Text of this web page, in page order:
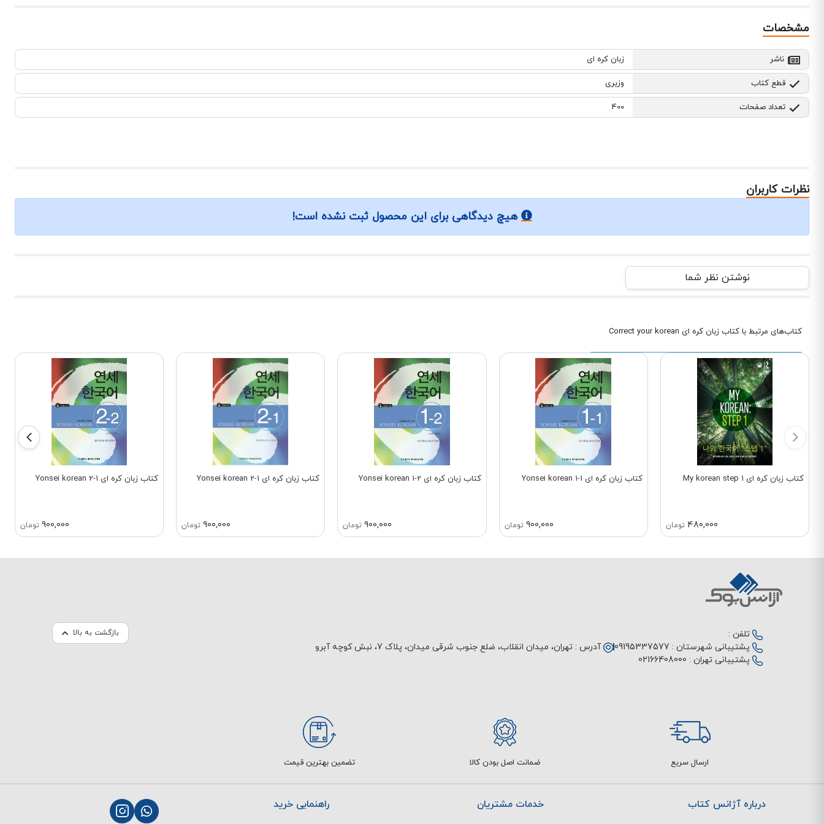
مشخصات
ناشر زبان کره ای
قطع کتاب وزیری
تعداد صفحات 400
نظرات کاربران
هیچ دیدگاهی برای این محصول ثبت نشده است!
نوشتن نظر شما
کتاب‌های مرتبط با کتاب زبان کره ای Correct your korean
کتاب زبان کره ای My korean step 1
480,000 تومان
کتاب زبان کره ای Yonsei korean 1-1
900,000 تومان
کتاب زبان کره ای Yonsei korean 1-2
900,000 تومان
کتاب زبان کره ای Yonsei korean 2-1
900,000 تومان
کتاب زبان کره ای Yonsei korean 2-1
900,000 تومان
بازگشت به بالا
تلفن :
پشتیبانی شهرستان : 09195337577
پشتیبانی تهران : 02166408000
آدرس : تهران، میدان انقلاب، ضلع جنوب شرقی میدان، پلاک 7، نبش کوچه آبرو
ارسال سریع ضمانت اصل بودن کالا تضمین بهترین قیمت
درباره آژانس کتاب خدمات مشتریان راهنمایی خرید